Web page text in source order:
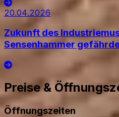
20.04.2026
Zukunft des
Sensenhammer
Preise &
Öffnungszeiten